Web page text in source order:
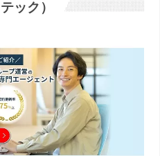
ック）